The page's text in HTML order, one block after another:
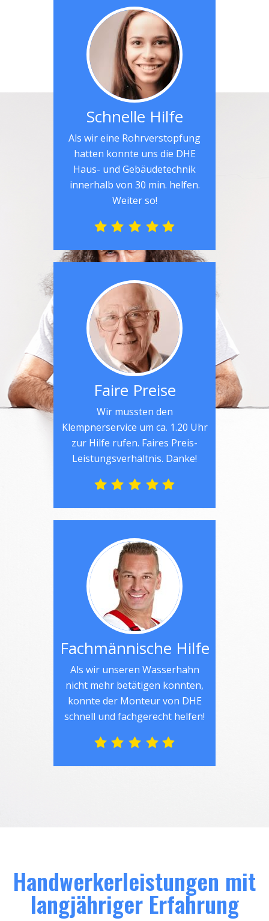
Schnelle Hilfe
Als wir eine Rohrverstopfung
hatten konnte uns die DHE
Haus- und Gebäudetechnik
innerhalb von 30 min. helfen.
Weiter so!
Faire Preise
Wir mussten den
Klempnerservice um ca. 1.20 Uhr
zur Hilfe rufen. Faires Preis-
Leistungsverhältnis. Danke!
Fachmännische Hilfe
Als wir unseren Wasserhahn
nicht mehr betätigen konnten,
konnte der Monteur von DHE
schnell und fachgerecht helfen!
Handwerkerleistungen mit
langjähriger Erfahrung